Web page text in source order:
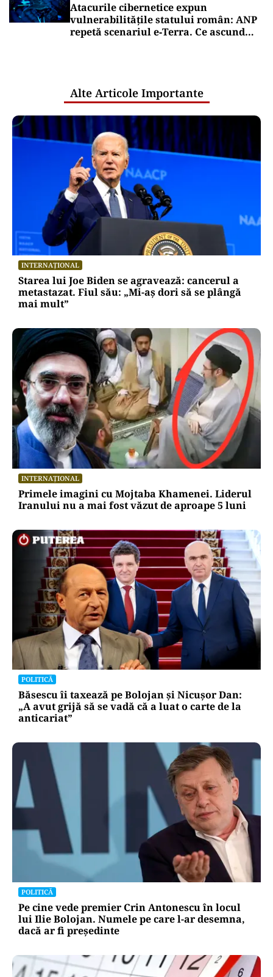
Atacurile cibernetice expun
vulnerabilitățile statului român: ANP
repetă scenariul e‑Terra. Ce ascund
Alte Articole Importante
INTERNAȚIONAL
Starea lui Joe Biden se agravează: cancerul a
metastazat. Fiul său: „Mi-aș dori să se plângă
mai mult”
INTERNAȚIONAL
Primele imagini cu Mojtaba Khamenei. Liderul
Iranului nu a mai fost văzut de aproape 5 luni
POLITICĂ
Băsescu îi taxează pe Bolojan și Nicușor Dan:
„A avut grijă să se vadă că a luat o carte de la
anticariat”
POLITICĂ
Pe cine vede premier Crin Antonescu în locul
lui Ilie Bolojan. Numele pe care l-ar desemna,
dacă ar fi președinte